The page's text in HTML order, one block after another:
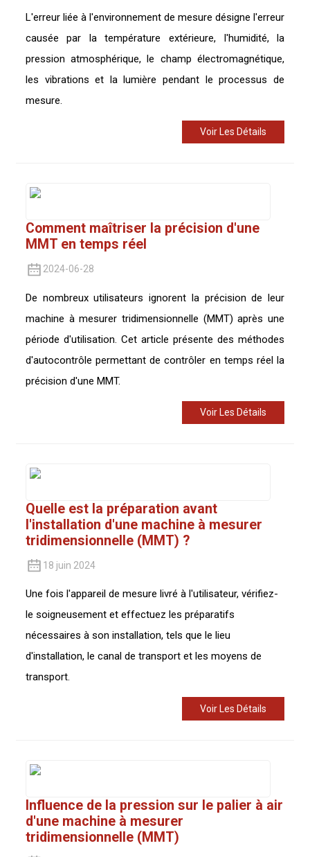
L'erreur liée à l'environnement de mesure désigne l'erreur
causée par la température extérieure, l'humidité, la
pression atmosphérique, le champ électromagnétique,
les vibrations et la lumière pendant le processus de
mesure.
Voir Les Détails
Comment maîtriser la précision d'une
MMT en temps réel
2024-06-28
De nombreux utilisateurs ignorent la précision de leur
machine à mesurer tridimensionnelle (MMT) après une
période d'utilisation. Cet article présente des méthodes
d'autocontrôle permettant de contrôler en temps réel la
précision d'une MMT.
Voir Les Détails
Quelle est la préparation avant
l'installation d'une machine à mesurer
tridimensionnelle (MMT) ?
18 juin 2024
Une fois l'appareil de mesure livré à l'utilisateur, vérifiez-
le soigneusement et effectuez les préparatifs
nécessaires à son installation, tels que le lieu
d'installation, le canal de transport et les moyens de
transport.
Voir Les Détails
Influence de la pression sur le palier à air
d'une machine à mesurer
tridimensionnelle (MMT)